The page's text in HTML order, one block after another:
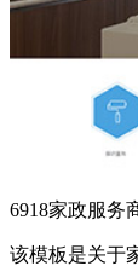
6918家政服务
该模板是关于